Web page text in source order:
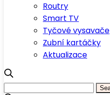
Routry
Smart TV
Tyčové vysavače
Zubní kartáčky
Aktualizace